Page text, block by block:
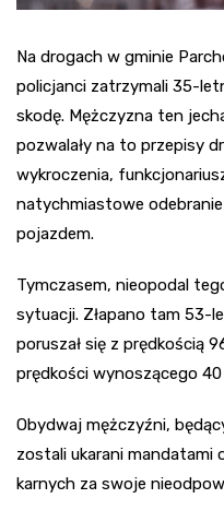
Na drogach w gminie
policjanci zatrzymali 35-
skodę. Mężczyzna ten
pozwalały na to przepisy
wykroczenia,
natychmiastowe
pojazdem.
Tymczasem, nieopodal
sytuacji. Złapano tam 53-
poruszał się z prędkością
prędkości wynoszącego
Obydwaj mężczyźni,
zostali ukarani mandatami
karnych za swoje